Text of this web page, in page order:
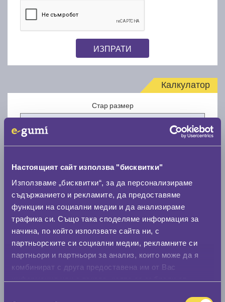
Настоящият сайт използва "бисквитки"
Използваме „бисквитки“, за да персонализираме
съдържанието и рекламите, да предоставяме
функции на социални медии и да анализираме
трафика си. Също така споделяме информация за
начина, по който използвате сайта ни, с
партньорските си социални медии, рекламните си
партньори и партньори за анализ, които може да я
комбинират с друга предоставена им от Вас
ИЗПРАТИ
Калкулатор
Стар размер
Нов размер
Стар размер